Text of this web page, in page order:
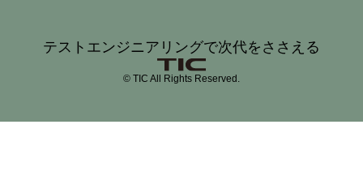
テストエンジニアリングで次代をささえる
© TIC All Rights Reserved.